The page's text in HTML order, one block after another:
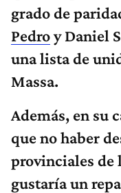
grado de
Pedroy Daniel
una lista de
Massa.
Además, en su
que no haber
provinciales de
gustaría un